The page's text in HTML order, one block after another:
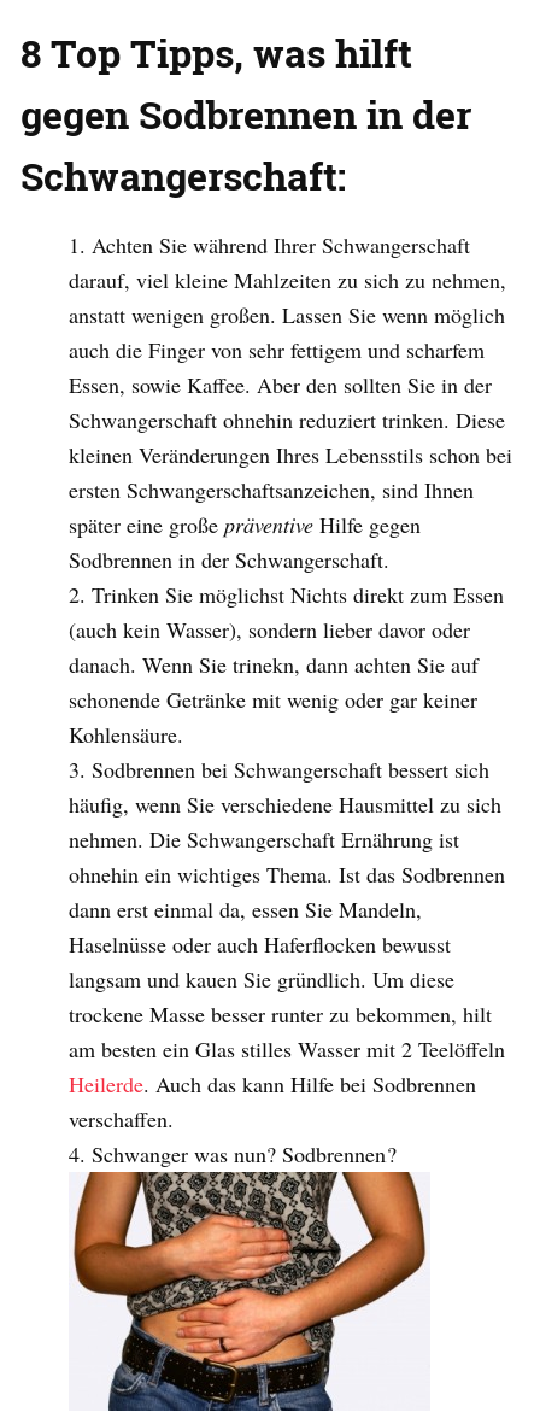
8 Top Tipps, was hilft
gegen Sodbrennen in der
Schwangerschaft:
Achten Sie während Ihrer Schwangerschaft
darauf, viel kleine Mahlzeiten zu sich zu nehmen,
anstatt wenigen großen. Lassen Sie wenn möglich
auch die Finger von sehr fettigem und scharfem
Essen, sowie Kaffee. Aber den sollten Sie in der
Schwangerschaft ohnehin reduziert trinken. Diese
kleinen Veränderungen Ihres Lebensstils schon bei
ersten Schwangerschaftsanzeichen, sind Ihnen
später eine große präventive Hilfe gegen
Sodbrennen in der Schwangerschaft.
Trinken Sie möglichst Nichts direkt zum Essen
(auch kein Wasser), sondern lieber davor oder
danach. Wenn Sie trinekn, dann achten Sie auf
schonende Getränke mit wenig oder gar keiner
Kohlensäure.
Sodbrennen bei Schwangerschaft bessert sich
häufig, wenn Sie verschiedene Hausmittel zu sich
nehmen. Die Schwangerschaft Ernährung ist
ohnehin ein wichtiges Thema. Ist das Sodbrennen
dann erst einmal da, essen Sie Mandeln,
Haselnüsse oder auch Haferflocken bewusst
langsam und kauen Sie gründlich. Um diese
trockene Masse besser runter zu bekommen, hilt
am besten ein Glas stilles Wasser mit 2 Teelöffeln
Heilerde. Auch das kann Hilfe bei Sodbrennen
verschaffen.
Schwanger was nun? Sodbrennen?